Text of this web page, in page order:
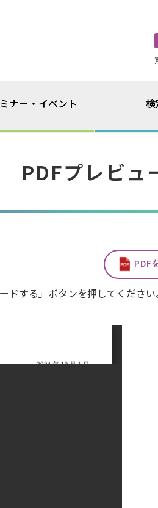
ナー・イベント 検
PDFプレビュ
PDF
する」ボタンを押してください